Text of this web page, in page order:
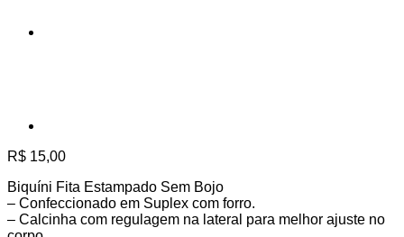
R$ 15,00
Biquíni Fita Estampado Sem Bojo
– Confeccionado em Suplex com forro.
– Calcinha com regulagem na lateral para melhor ajuste no